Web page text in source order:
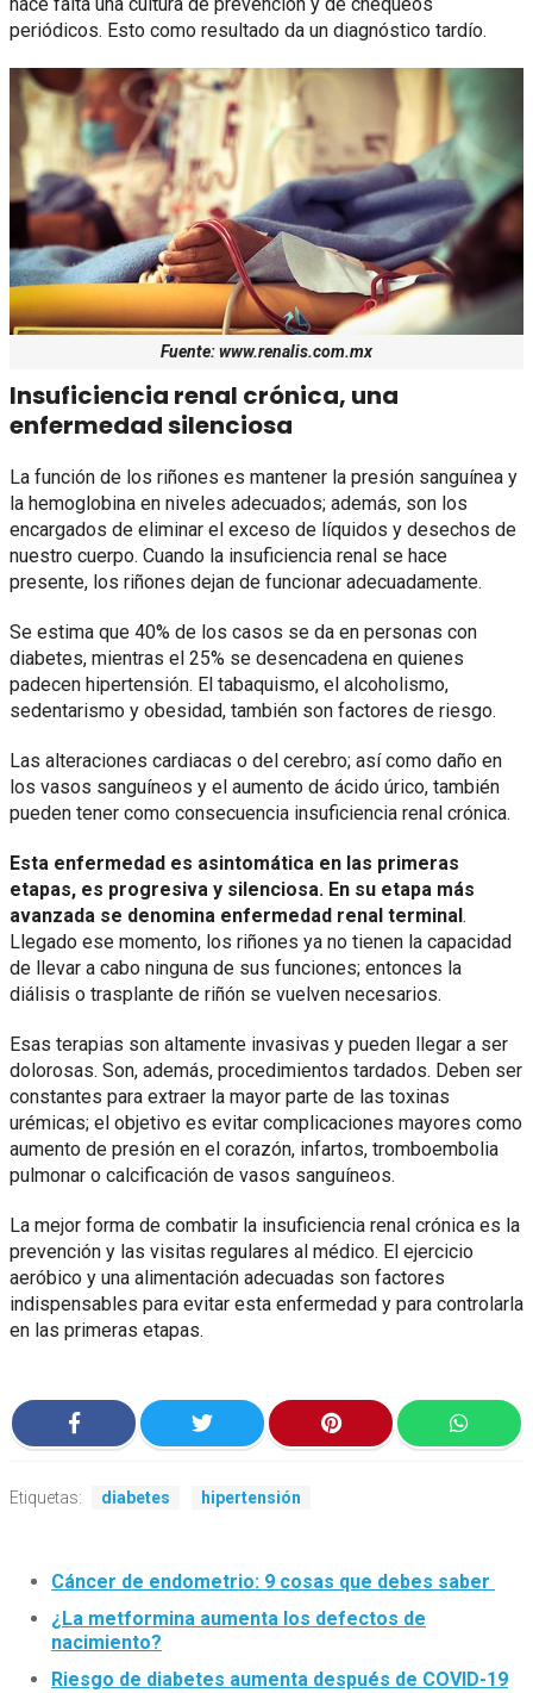
hace falta una cultura de prevención y de chequeos
periódicos. Esto como resultado da un diagnóstico tardío.
Fuente: www.renalis.com.mx
Insuficiencia renal crónica, una
enfermedad silenciosa
La función de los riñones es mantener la presión sanguínea y
la hemoglobina en niveles adecuados; además, son los
encargados de eliminar el exceso de líquidos y desechos de
nuestro cuerpo. Cuando la insuficiencia renal se hace
presente, los riñones dejan de funcionar adecuadamente.
Se estima que 40% de los casos se da en personas con
diabetes, mientras el 25% se desencadena en quienes
padecen hipertensión. El tabaquismo, el alcoholismo,
sedentarismo y obesidad, también son factores de riesgo.
Las alteraciones cardiacas o del cerebro; así como daño en
los vasos sanguíneos y el aumento de ácido úrico, también
pueden tener como consecuencia insuficiencia renal crónica.
Esta enfermedad es asintomática en las primeras
etapas, es progresiva y silenciosa. En su etapa más
avanzada se denomina enfermedad renal terminal .
Llegado ese momento, los riñones ya no tienen la capacidad
de llevar a cabo ninguna de sus funciones; entonces la
diálisis o trasplante de riñón se vuelven necesarios.
Esas terapias son altamente invasivas y pueden llegar a ser
dolorosas. Son, además, procedimientos tardados. Deben ser
constantes para extraer la mayor parte de las toxinas
urémicas; el objetivo es evitar complicaciones mayores como
aumento de presión en el corazón, infartos, tromboembolia
pulmonar o calcificación de vasos sanguíneos.
La mejor forma de combatir la insuficiencia renal crónica es la
prevención y las visitas regulares al médico. El ejercicio
aeróbico y una alimentación adecuadas son factores
indispensables para evitar esta enfermedad y para controlarla
en las primeras etapas.
Etiquetas: diabetes hipertensión
Cáncer de endometrio: 9 cosas que debes saber
¿La metformina aumenta los defectos de
nacimiento?
Riesgo de diabetes aumenta después de COVID-19